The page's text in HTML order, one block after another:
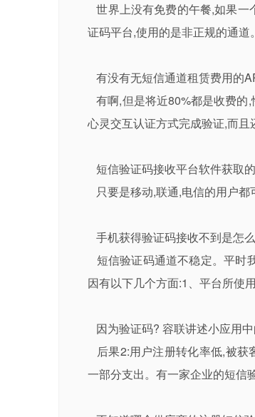
世界上没有免费的午餐,如果一
证码平台,使用的是非正规的通道
有没有无短信通道租赁费用的
有啊,但是将近80%都是收费的
心灵交互认证方式完成验证,而且
短信验证码接收平台软件获取
只要是移动,联通,电信的用户都
手机获得验证码接收不到是怎
短信验证码通道不稳定。平时
因有以下几个方面:1、平台所使
因为验证码? 容联讲述小应用
后果2:用户注册转化率低,被获
一部分支出。有一家企业的短信